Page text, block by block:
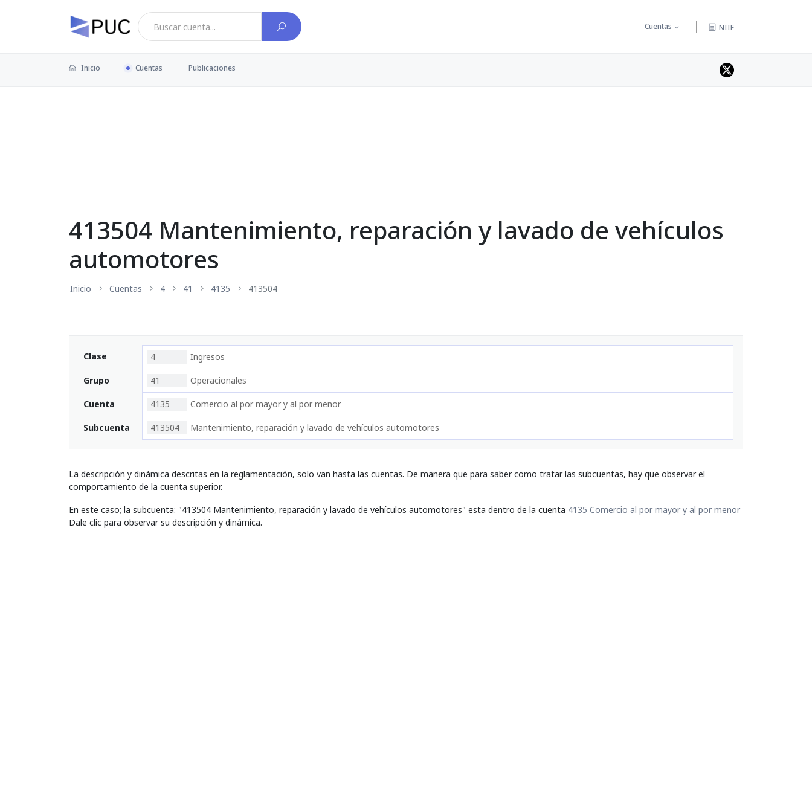
Cuentas NIIF
Inicio Cuentas Publicaciones
413504 Mantenimiento, reparación y lavado de vehículos
automotores
Inicio Cuentas 4 41 4135 413504
Clase 4 Ingresos
Grupo 41 Operacionales
Cuenta 4135 Comercio al por mayor y al por menor
Subcuenta 413504 Mantenimiento, reparación y lavado de vehículos automotores
La descripción y dinámica descritas en la reglamentación, solo van hasta las cuentas. De manera que para saber como tratar las subcuentas, hay que observar el
comportamiento de la cuenta superior.
En este caso; la subcuenta: "413504 Mantenimiento, reparación y lavado de vehículos automotores" esta dentro de la cuenta 4135 Comercio al por mayor y al por menor
Dale clic para observar su descripción y dinámica.